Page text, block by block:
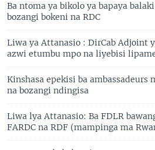
Ba ntoma ya bikolo ya bapaya
bozangi bokeni na RDC
Liwa ya Attanasio : DirCab Adjoint
azwi etumbu mpo na liyebisi
Kinshasa epekisi ba ambassadeurs
na bozangi ndingisa
Liwa lya Attanasio: Ba FDLR
FARDC na RDF (mampinga ma